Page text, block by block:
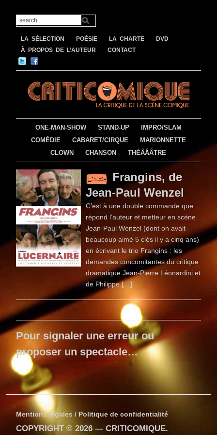
LA SÉLECTION POÉSIE LA CHARTE
DVD
À PROPOS DE L’AUTEUR
CONTACT
ONE-MAN-SHOW STAND-UP
IMPRO/SLAM
COMÉDIE
CABARET/CIRQUE
MARIONNETTE
CLOWN
CHANSON THÉÂÂÂTRE
Frangins, de
Jean-Paul Wenzel
C’est à une double commande que
répond l’auteur et metteur en scène
Jean-Paul Wenzel (dont on avait
beaucoup aimé 5 clés il y a cinq ans)
en écrivant le trio Frangins : les
demandes concomitantes du critique
dramatique Jean-Pierre Léonardini et
de Philippe […]
Pour signaler une erreur ou
proposer un spectacle…
Mentions légales / Politique de confidentialité
COPYRIGHT © 2026 —CRITICOMIQUE.